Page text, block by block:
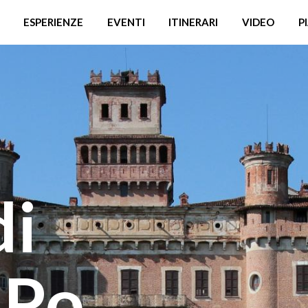
ESPERIENZE EVENTI ITINERARI VIDEO